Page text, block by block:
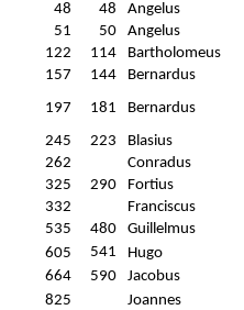
48
48 Angelus
51
50 Angelus
122
114
Bartholomeus
157
144
Bernardus
197
181 Bernardus
245
223
Blasius
262
Conradus
325
290 Fortius
332
Franciscus
535
480 Guillelmus
605
541
Hugo
664
590 Jacobus
825
Joannes